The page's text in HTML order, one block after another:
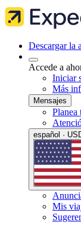
Descargar la
Accede a
Iniciar
Más
Mensajes
Planea
español ·
Mis